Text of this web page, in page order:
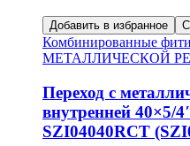
Добавить в избранное
Комбинированные
МЕТАЛЛИЧЕСКОЙ
Переход с
внутренней 40×5/
SZI04040RCT